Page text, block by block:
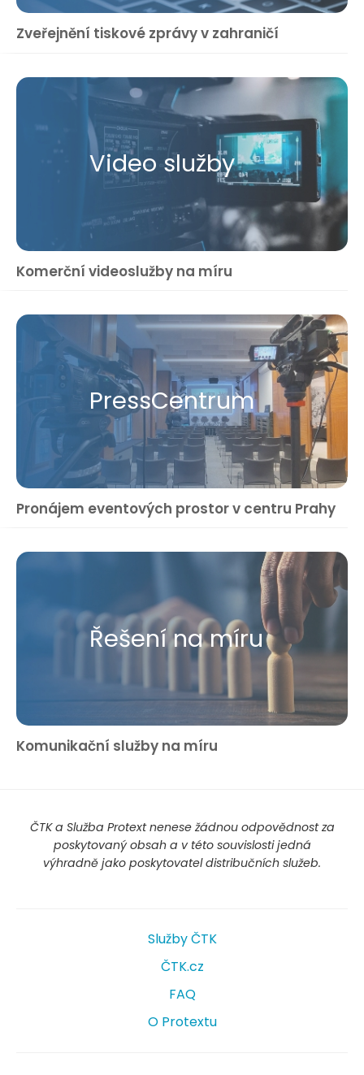
Zveřejnění tiskové zprávy v zahraničí
Video služby
Komerční videoslužby na míru
Press​Centrum
Pronájem eventových prostor v centru Prahy
Řešení na míru
Komunikační služby na míru
ČTK a Služba Protext nenese žádnou odpovědnost za
poskytovaný obsah a v této souvislosti jedná
výhradně jako poskytovatel distribučních služeb.
Služby ČTK
ČTK.cz
FAQ
O Protextu